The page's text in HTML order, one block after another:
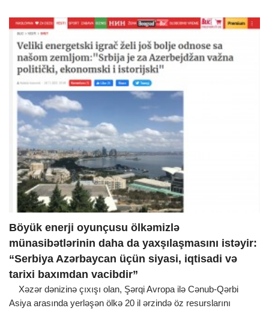
Böyük enerji oyunçusu ölkəmizlə
münasibətlərinin daha da yaxşılaşmasını istəyir:
“Serbiya Azərbaycan üçün siyasi, iqtisadi və
tarixi baxımdan vacibdir”
Xəzər dənizinə çıxışı olan, Şərqi Avropa ilə Cənub-Qərbi
Asiya arasında yerləşən ölkə 20 il ərzində öz resurslarını